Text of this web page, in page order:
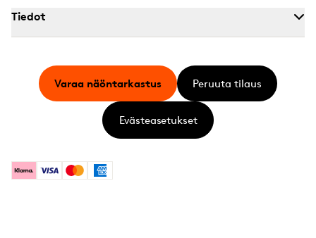
Tiedot
KlarnaVisa MastercardAmerican Express
Varaa näöntarkastus Peruuta tilaus
Evästeasetukset